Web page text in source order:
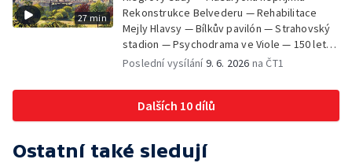
27 min
Rekonstrukce Belvederu — Rehabilitace
Mejly Hlavsy — Bílkův pavilón — Strahovský
stadion — Psychodrama ve Viole — 150 let
od smrti Františka Palackého —
Poslední vysílání9. 6. 2026 na ČT1
Dalších 10 dílů
Ostatní také sledují